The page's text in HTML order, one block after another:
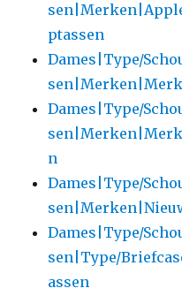
ptassen
Dames|Type/
Dames|Type/
n
Dames|Type/
Dames|Type/
sen|Type/
assen